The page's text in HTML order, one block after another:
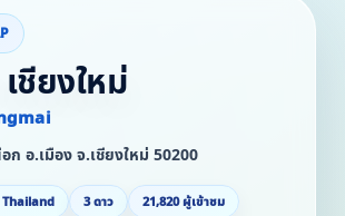
ชียงใหม่
ก อ.เมือง จ.เชียงใหม่ 50200
3 ดาว
21,820 ผู้เข้าชม